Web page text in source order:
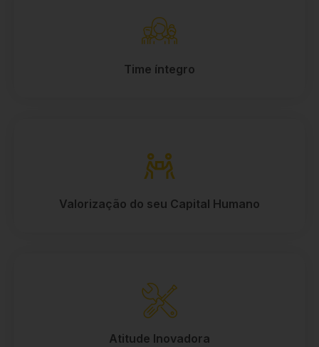
Time íntegro
Valorização do seu Capital Humano
Atitude Inovadora